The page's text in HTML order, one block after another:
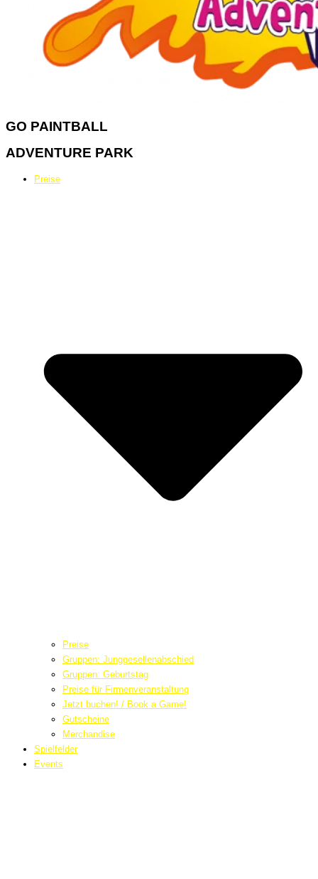
GO PAINTBALL
ADVENTURE PARK
Preise
Preise
Gruppen: Junggesellenabschied
Gruppen: Geburtstag
Preise für Firmenveranstaltung
Jetzt buchen! / Book a Game!
Gutscheine
Merchandise
Spielfelder
Events